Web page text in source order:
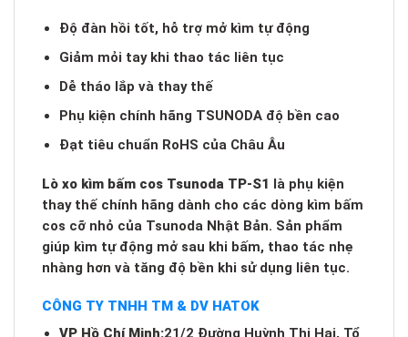
Độ đàn hồi tốt, hỗ trợ mở kìm tự động
Giảm mỏi tay khi thao tác liên tục
Dễ tháo lắp và thay thế
Phụ kiện chính hãng TSUNODA độ bền cao
Đạt tiêu chuẩn RoHS của Châu Âu
Lò xo kìm bấm cos Tsunoda TP-S1 là phụ kiện
thay thế chính hãng dành cho các dòng kìm bấm
cos cỡ nhỏ của Tsunoda Nhật Bản. Sản phẩm
giúp kìm tự động mở sau khi bấm, thao tác nhẹ
nhàng hơn và tăng độ bền khi sử dụng liên tục.
CÔNG TY TNHH TM & DV HATOK
VP Hồ Chí Minh:21/2 Đường Huỳnh Thị Hai, Tổ